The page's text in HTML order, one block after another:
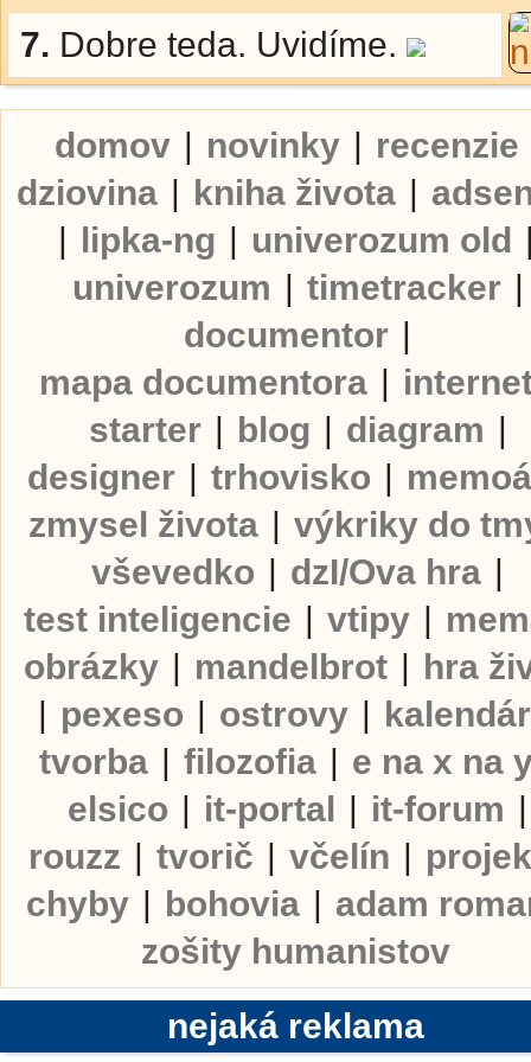
7. Dobre teda. Uvidíme.
domov | novinky | recenzie
dziovina | kniha života |
| lipka-ng | univerozum old
univerozum | timetracker |
documentor |
mapa documentora |
starter | blog | diagram |
designer | trhovisko |
zmysel života | výkriky do
vševedko | dzI/Ova hra |
test inteligencie | vtipy |
obrázky | mandelbrot | hra
| pexeso | ostrovy | kalendár
tvorba | filozofia | e na x na
elsico | it-portal | it-forum |
rouzz | tvorič | včelín |
chyby | bohovia | adam
zošity humanistov
nejaká reklama